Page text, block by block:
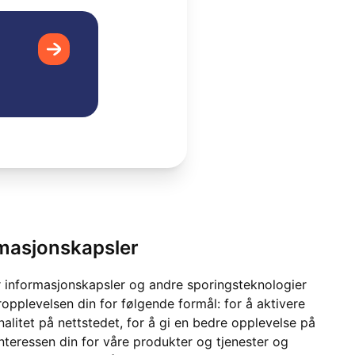
informasjonskapsler og andre sporingsteknologier
din for følgende formål: for å aktivere
på nettstedet, for å gi en bedre opplevelse på
din for våre produkter og tjenester og